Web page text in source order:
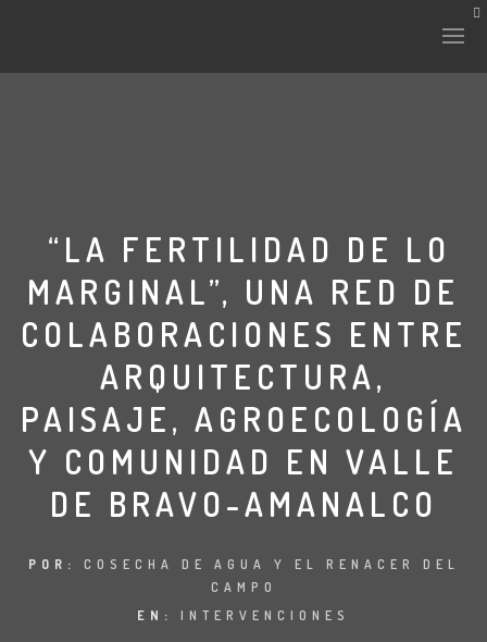
INTERVENCIONES
LABORATORIO
PLANTAE Y FAUNA
ENTREVISTA
“LA FERTILIDAD DE LO
MARGINAL”, UNA RED DE
COLABORACIONES ENTRE
ARQUITECTURA,
PAISAJE, AGROECOLOGÍA
Y COMUNIDAD EN VALLE
DE BRAVO-AMANALCO
POR: COSECHA DE AGUA Y EL RENACER DEL
CAMPO
EN: INTERVENCIONES